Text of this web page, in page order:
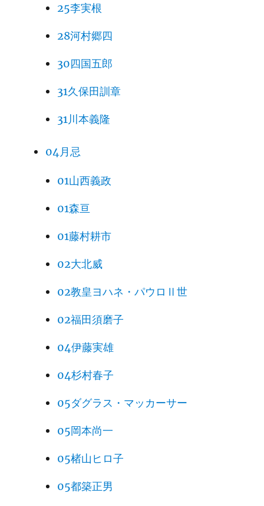
25李実根
28河村郷四
30四国五郎
31久保田訓章
31川本義隆
04月忌
01山西義政
01森亘
01藤村耕市
02大北威
02教皇ヨハネ・パウロⅡ世
02福田須磨子
04伊藤実雄
04杉村春子
05ダグラス・マッカーサー
05岡本尚一
05楮山ヒロ子
05都築正男